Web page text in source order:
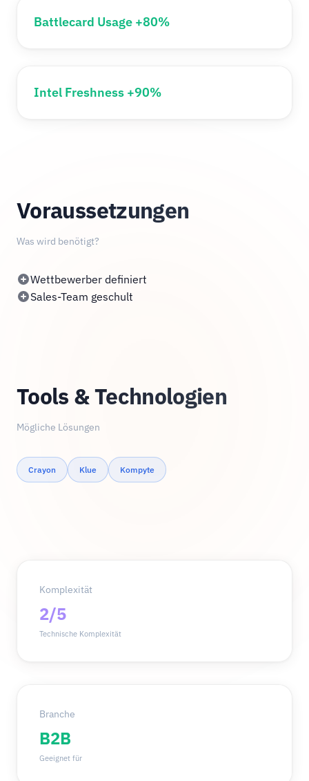
Battlecard Usage +80%
Intel Freshness +90%
Voraussetzungen
Was wird benötigt?
Wettbewerber definiert
Sales-Team geschult
Tools & Technologien
Mögliche Lösungen
Crayon Klue Kompyte
Komplexität
2/5
Technische Komplexität
Branche
B2B
Geeignet für